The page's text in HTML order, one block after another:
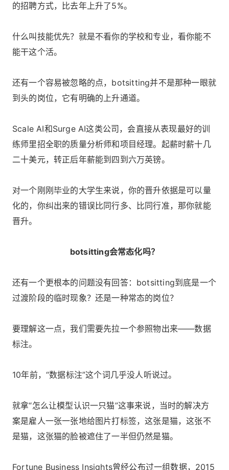
的招聘方式，比去年上升了5%。
什么叫技能优先？就是不看你的学校和专业，看你能不
能干这个活。
还有一个容易被忽略的点，botsitting并不是那种一眼就
到头的岗位，它有明确的上升通道。
Scale AI和Surge AI这类公司，会直接从表现最好的训
练师里招全职的质量分析师和项目经理。起薪时薪十几
二十美元，转正后年薪能到四到六万英镑。
对一个刚刚毕业的大学生来说，你的晋升依据是可以量
化的，你纠出来的错误比同行多、比同行准，那你就能
晋升。
botsitting会常态化吗？
还有一个更根本的问题没有回答：botsitting到底是一个
过渡阶段的临时现象？还是一种常态的岗位？
要理解这一点，我们需要先拉一个参照物出来——数据
标注。
10年前，“数据标注”这个词几乎没人听说过。
就拿“怎么让模型认识一只猫”这事来说，当时的解决方
案是雇人一张一张地给图片打标签，这张是猫，这张不
是猫，这张猫的脸被遮住了一半但仍然是猫。
Fortune Business Insights曾经公布过一组数据，2015